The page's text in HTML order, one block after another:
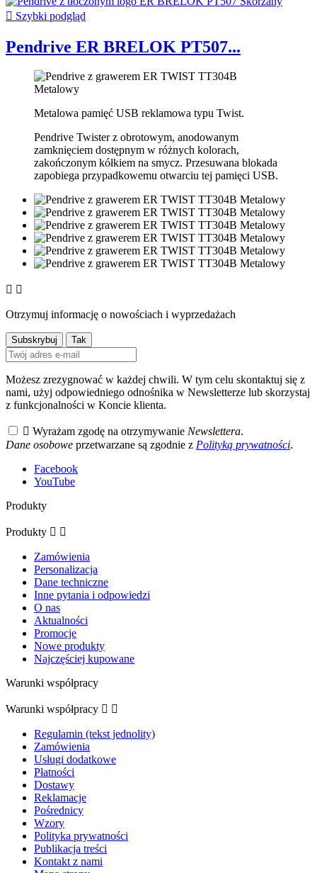
 Szybki podgląd
Pendrive ER BRELOK PT507...
Metalowa pamięć USB reklamowa typu Twist.
Pendrive Twister z obrotowym, anodowanym
zamknięciem dostępnym w różnych kolorach,
zakończonym kółkiem na smycz. Przesuwana blokada
zapobiega przypadkowemu otwarciu tej pamięci USB.
 
Otrzymuj informację o nowościach i wyprzedażach
Możesz zrezygnować w każdej chwili. W tym celu skontaktuj się z
nami, użyj odpowiedniego odnośnika w Newsletterze lub skorzystaj
z funkcjonalności w Koncie klienta.
 Wyrażam zgodę na otrzymywanie Newslettera.
Dane osobowe przetwarzane są zgodnie z Polityką prywatności.
Facebook
YouTube
Produkty
Produkty  
Zamówienia
Personalizacja
Dane techniczne
Inne pytania i odpowiedzi
O nas
Aktualności
Promocje
Nowe produkty
Najczęściej kupowane
Warunki współpracy
Warunki współpracy  
Regulamin (tekst jednolity)
Zamówienia
Usługi dodatkowe
Płatności
Dostawy
Reklamacje
Pośrednicy
Wzory
Polityka prywatności
Publikacja treści
Kontakt z nami